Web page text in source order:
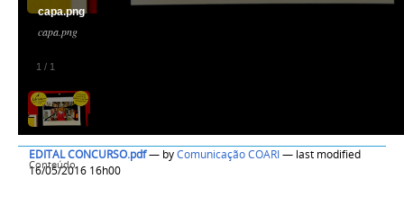
1 / 1
capa.png
capa.png
Conteúdo
EDITAL CONCURSO.pdf— byComunicação COARI— last modified
16/05/2016 16h00